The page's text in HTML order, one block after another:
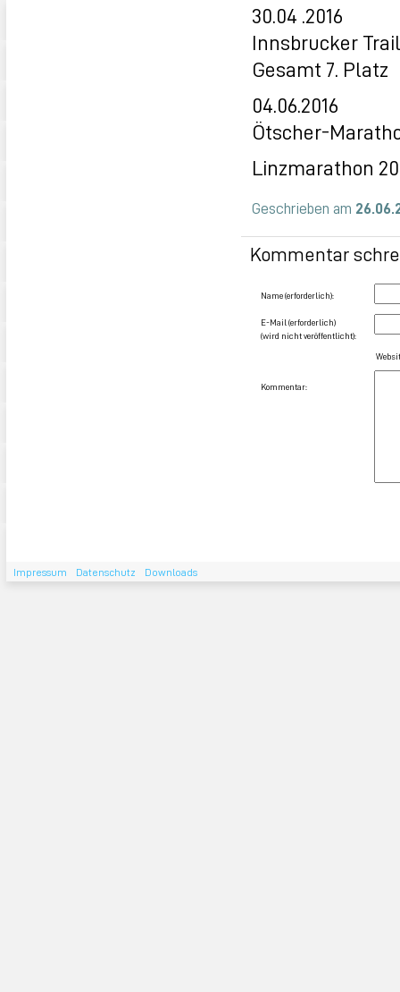
30.04 .2016
Innsbrucker
Gesamt 7. Platz
04.06.2016
Ötscher-
Linzmarathon
Geschrieben am
Kommentar
Name (erforderlich):
E-Mail (erforderlich)
(wird nicht veröffentlicht):
Kommentar:
Impressum Datenschutz Downloads